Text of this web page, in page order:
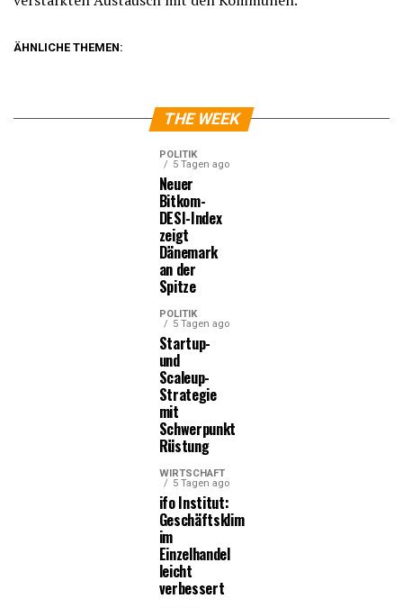
ÄHNLICHE THEMEN:
THE WEEK
POLITIK
5 Tagen ago
Neuer
Bitkom-
DESI-Index
zeigt
Dänemark
an der
Spitze
POLITIK
5 Tagen ago
Startup-
und
Scaleup-
Strategie
mit
Schwerpunkt
Rüstung
WIRTSCHAFT
5 Tagen ago
ifo Institut:
Geschäftsklima
im
Einzelhandel
leicht
verbessert